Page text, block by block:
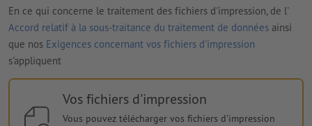
En ce qui concerne le traitement des fichiers d'impression, de l'
Accord relatif à la sous-traitance du traitement de données ainsi
que nos Exigences concernant vos fichiers d'impression
s'appliquent
Vos fichiers d'impression
Vous pouvez télécharger vos fichiers d'impression